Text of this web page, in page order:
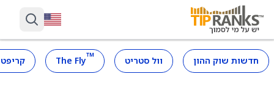
חדשות שוק ההון וול סטריט ™
The Fly